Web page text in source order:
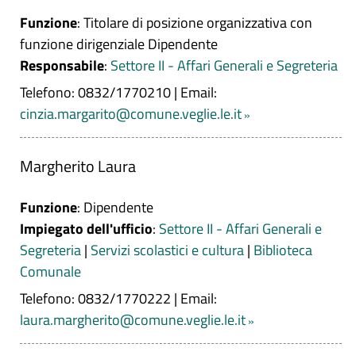
Funzione: Titolare di posizione organizzativa con
funzione dirigenziale Dipendente
Responsabile: Settore II - Affari Generali e Segreteria
Telefono: 0832/1770210| Email:
cinzia.margarito@comune.veglie.le.it
Margherito Laura
Funzione: Dipendente
Impiegato dell'ufficio: Settore II - Affari Generali e
Segreteria| Servizi scolastici e cultura| Biblioteca
Comunale
Telefono: 0832/1770222 | Email:
laura.margherito@comune.veglie.le.it